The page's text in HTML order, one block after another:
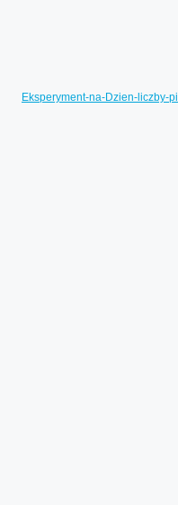
Eksperyment-na-Dzien-liczby-pi